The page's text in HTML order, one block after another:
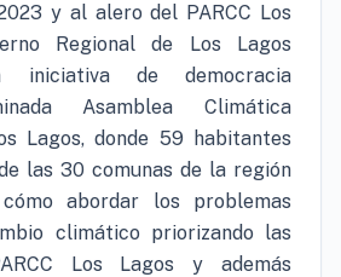
y al alero del PARCC Los
Regional de Los Lagos
iniciativa de democracia
Asamblea Climática
Lagos, donde 59 habitantes
las 30 comunas de la región
abordar los problemas
climático priorizando las
Los Lagos y además